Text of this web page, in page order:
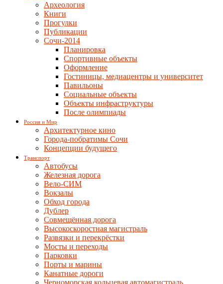
Археология
Книги
Прогулки
Публикации
Сочи-2014
Планировка
Спортивные объекты
Оформление
Гостиницы, медиацентры и университет
Павильоны
Социальные объекты
Объекты инфраструктуры
После олимпиады
Россия и Мир
Архитектурное кино
Города-побратимы Сочи
Концепции будущего
Транспорт
Автобусы
Железная дорога
Вело-СИМ
Вокзалы
Обход города
Дублер
Совмещённая дорога
Высокоскоростная магистраль
Развязки и перекрёстки
Мосты и переходы
Парковки
Порты и марины
Канатные дороги
Черноморская кольцевая автомагистраль